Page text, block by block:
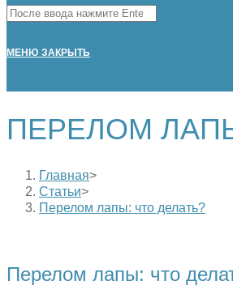
Поиск
МЕНЮ ЗАКРЫТЬ
ПЕРЕЛОМ
Главная>
Статьи>
Перелом лапы: что делать?
Перелом лапы: что